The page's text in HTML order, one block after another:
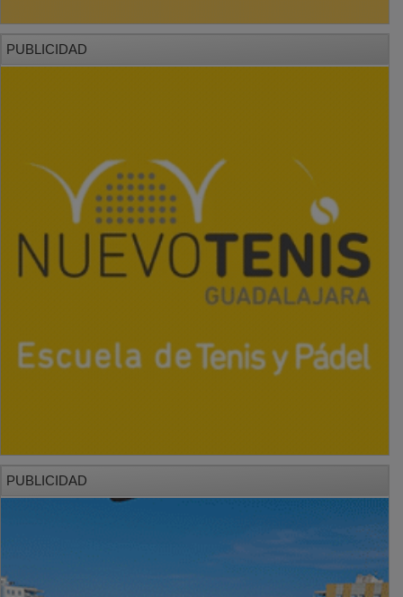
PUBLICIDAD
PUBLICIDAD